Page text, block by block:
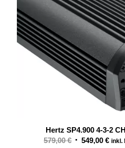
Hertz SP4.900 4-3-2
579,00€ 549,00€ inkl.